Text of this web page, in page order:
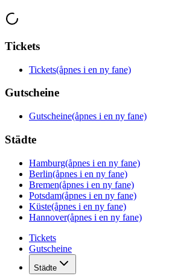
Tickets
Tickets(åpnes i en ny fane)
Gutscheine
Gutscheine(åpnes i en ny fane)
Städte
Hamburg(åpnes i en ny fane)
Berlin(åpnes i en ny fane)
Bremen(åpnes i en ny fane)
Potsdam(åpnes i en ny fane)
Küste(åpnes i en ny fane)
Hannover(åpnes i en ny fane)
Tickets
Gutscheine
Städte